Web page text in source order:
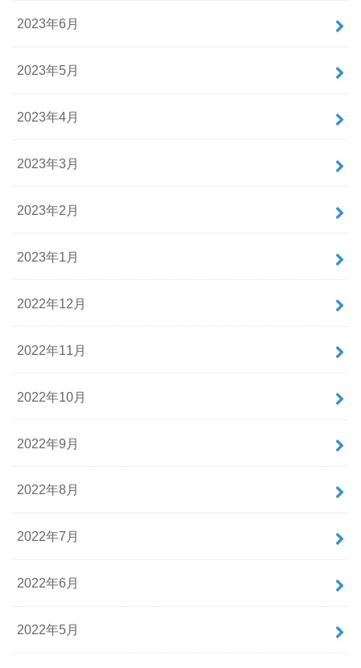
2023年6月
2023年5月
2023年4月
2023年3月
2023年2月
2023年1月
2022年12月
2022年11月
2022年10月
2022年9月
2022年8月
2022年7月
2022年6月
2022年5月